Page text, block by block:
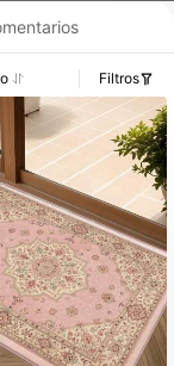
Filtros